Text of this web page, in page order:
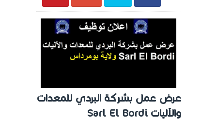
عرض عمل بشركة البردي للمعدات
والآليات Sarl El Bordi